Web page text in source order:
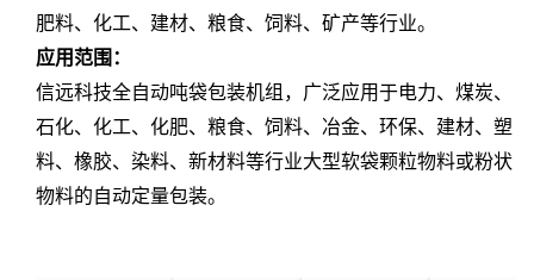
肥料、化工、建材、粮食、饲料、矿产等行业。
应用范围 ：
信远科技全自动吨袋包装机组，广泛应用于电力、煤炭、
石化、化工、化肥、粮食、饲料、冶金、环保、建材、塑
料、橡胶、染料、新材料等行业大型软袋颗粒物料或粉状
物料的自动定量包装。